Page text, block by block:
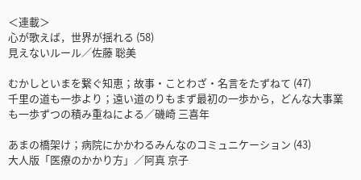
＜連載＞
心が歌えば，世界が揺れる (58)
見えないルール／佐藤 聡美
むかしといまを繋ぐ知恵；故事・ことわざ・名言をたずねて (47)
千里の道も一歩より；遠い道のりもまず最初の一歩から，どんな大事業
も一歩ずつの積み重ねによる／磯崎 三喜年
あまの橋架け；病院にかかわるみんなのコミュニケーション (43)
大人版「医療のかかり方」／阿真 京子